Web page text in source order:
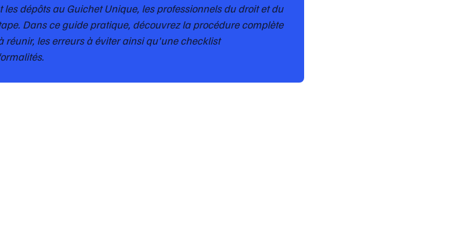
dépôts au Guichet Unique, les professionnels du droit et du
Dans ce guide pratique, découvrez la procédure complète
réunir, les erreurs à éviter ainsi qu'une checklist